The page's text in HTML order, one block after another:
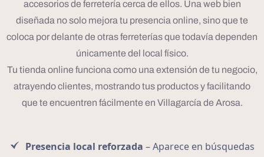
accesorios de ferretería cerca de ellos. Una web bien
diseñada no solo mejora tu presencia online, sino que te
coloca por delante de otras ferreterías que todavía dependen
únicamente del local físico.
Tu tienda online funciona como una extensión de tu negocio,
atrayendo clientes, mostrando tus productos y facilitando
que te encuentren fácilmente en Villagarcía de Arosa.
Presencia local reforzada – Aparece en búsquedas